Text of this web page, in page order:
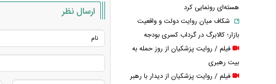
ارسال نظر
هسته‌ای رونمایی کرد
شکاف میان روایت دولت و واقعیت
بازار؛ کالابرگ در گرداب کسری بودجه
فیلم / روایت پزشکیان از روز حمله به
بیت رهبری
فیلم / روایت پزشکیان از دیدار با رهبر